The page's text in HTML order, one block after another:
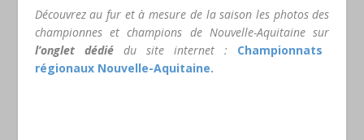
Découvrez au fur et à mesure de la saison les photos des
championnes et champions de Nouvelle-Aquitaine sur
l’onglet dédiédu site internet :
Championnats
régionaux Nouvelle-Aquitaine.